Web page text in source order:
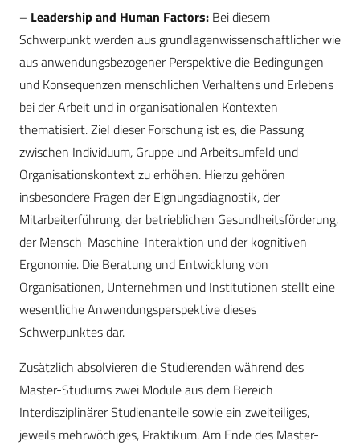
– Leadership and Human Factors: Bei diesem
Schwerpunkt werden aus grundlagenwissenschaftlicher wie
aus anwendungsbezogener Perspektive die Bedingungen
und Konsequenzen menschlichen Verhaltens und Erlebens
bei der Arbeit und in organisationalen Kontexten
thematisiert. Ziel dieser Forschung ist es, die Passung
zwischen Individuum, Gruppe und Arbeitsumfeld und
Organisationskontext zu erhöhen. Hierzu gehören
insbesondere Fragen der Eignungsdiagnostik, der
Mitarbeiterführung, der betrieblichen Gesundheitsförderung,
der Mensch-Maschine-Interaktion und der kognitiven
Ergonomie. Die Beratung und Entwicklung von
Organisationen, Unternehmen und Institutionen stellt eine
wesentliche Anwendungsperspektive dieses
Schwerpunktes dar.
Zusätzlich absolvieren die Studierenden während des
Master-Studiums zwei Module aus dem Bereich
Interdisziplinärer Studienanteile sowie ein zweiteiliges,
jeweils mehrwöchiges, Praktikum. Am Ende des Master-